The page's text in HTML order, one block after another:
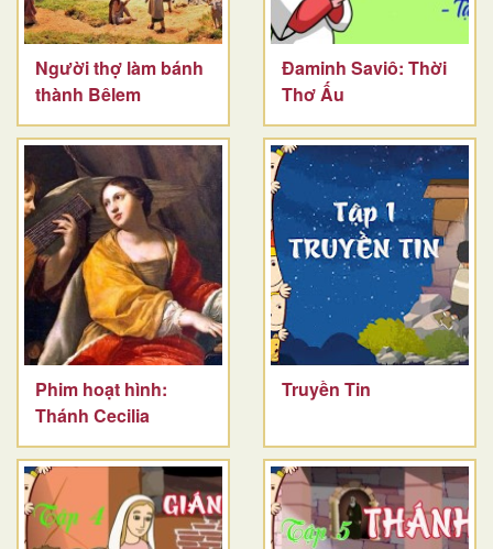
Người thợ làm bánh
thành Bêlem
Đaminh Saviô: Thời
Thơ Ấu
Phim hoạt hình:
Thánh Cecilia
Truyền Tin